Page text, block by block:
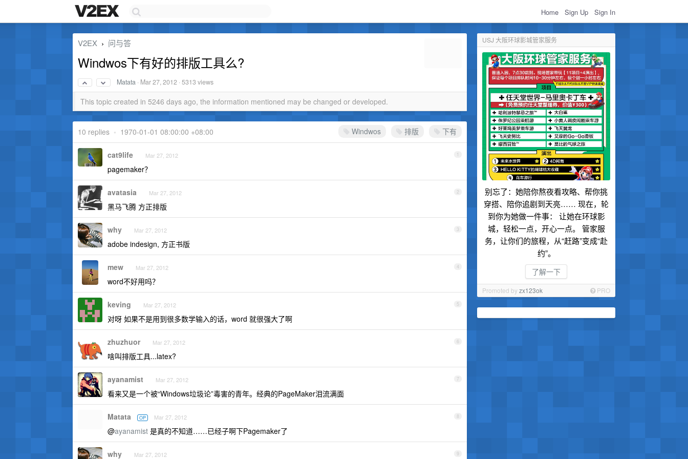
Home Sign Up Sign In
USJ 大阪环球影城管家服务
别忘了：她陪你熬夜看攻略、帮你挑
穿搭、陪你追剧到天亮…… 现在，轮
到你为她做一件事： 让她在环球影
城，轻松一点，开心一点。 管家服
务，让你们的旅程，从“赶路”变成“赴
约”。
了解一下
Promoted byzx123ok PRO
V2EX › 问与答
Windwos下有好的排版工具么?
Matata · Mar 27, 2012 · 5313 views
This topic created in 5246 days ago, the information mentioned may be changed or developed.
Windwos 排版 下有
10 replies • 1970-01-01 08:00:00 +08:00
1
cat9life Mar 27, 2012
pagemaker？
2
avatasia Mar 27, 2012
黑马飞腾 方正排版
3
why Mar 27, 2012
adobe indesign, 方正书版
4
mew Mar 27, 2012
word不好用吗？
5
keving Mar 27, 2012
对呀 如果不是用到很多数学输入的话，word 就很强大了啊
6
zhuzhuor Mar 27, 2012
啥叫排版工具...latex?
7
ayanamist Mar 27, 2012
看来又是一个被“Windows垃圾论”毒害的青年。经典的PageMaker泪流满面
8
Matata OP Mar 27, 2012
@ayanamist 是真的不知道……已经子啊下Pagemaker了
9
why Mar 27, 2012